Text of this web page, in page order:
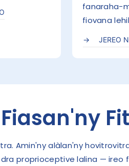
fanaraha-
fiovana
JEREO
Amin'ny alàlan'ny
proprioceptive lalina — ireo